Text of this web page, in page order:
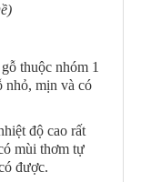
thuộc nhóm 1
nhỏ, mịn và có
độ cao rất
mùi thơm tự
được.